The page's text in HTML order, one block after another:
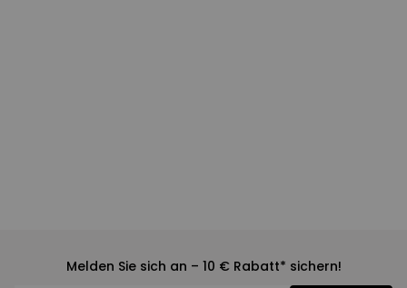
Melden Sie sich an – 10 € Rabatt* sichern!